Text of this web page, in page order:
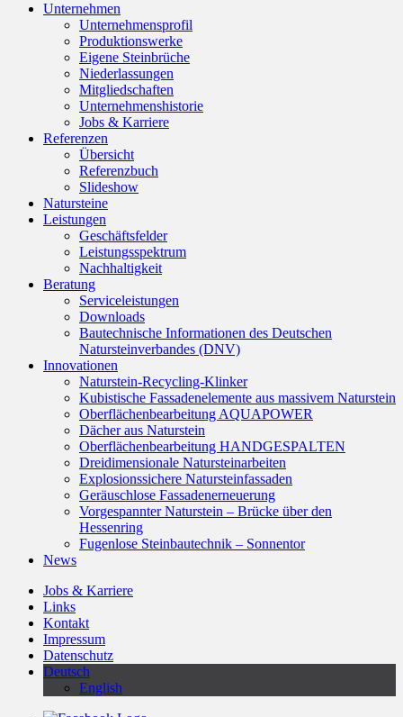
Unternehmen
Unternehmensprofil
Produktionswerke
Eigene Steinbrüche
Niederlassungen
Mitgliedschaften
Unternehmenshistorie
Jobs & Karriere
Referenzen
Übersicht
Referenzbuch
Slideshow
Natursteine
Leistungen
Geschäftsfelder
Leistungsspektrum
Nachhaltigkeit
Beratung
Serviceleistungen
Downloads
Bautechnische Informationen des Deutschen
Natursteinverbandes (DNV)
Innovationen
Naturstein-Recycling-Klinker
Kubistische Fassadenelemente aus massivem Naturstein
Oberflächenbearbeitung AQUAPOWER
Dächer aus Naturstein
Oberflächenbearbeitung HANDGESPALTEN
Dreidimensionale Natursteinarbeiten
Explosionssichere Natursteinfassaden
Geräuschlose Fassadenerneuerung
Vorgespannter Naturstein – Brücke über den
Hessenring
Fugenlose Steinbautechnik – Sonnentor
News
Jobs & Karriere
Links
Kontakt
Impressum
Datenschutz
Deutsch
English